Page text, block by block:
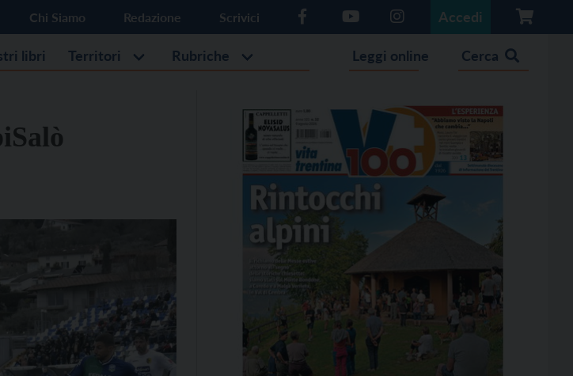
Chi Siamo Redazione Scrivici Accedi
libri Territori Rubriche Leggi online Cerca